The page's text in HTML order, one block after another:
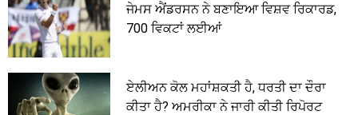
ਜੇਮਸ ਐਂਡਰਸਨ ਨੇ ਬਣਾਇਆ ਵਿਸ਼ਵ ਰਿਕਾਰਡ,
700 ਵਿਕਟਾਂ ਲਈਆਂ
ਏਲੀਅਨ ਕੋਲ ਮਹਾਂਸ਼ਕਤੀ ਹੈ, ਧਰਤੀ ਦਾ ਦੌਰਾ
ਕੀਤਾ ਹੈ? ਅਮਰੀਕਾ ਨੇ ਜਾਰੀ ਕੀਤੀ ਰਿਪੋਰਟ